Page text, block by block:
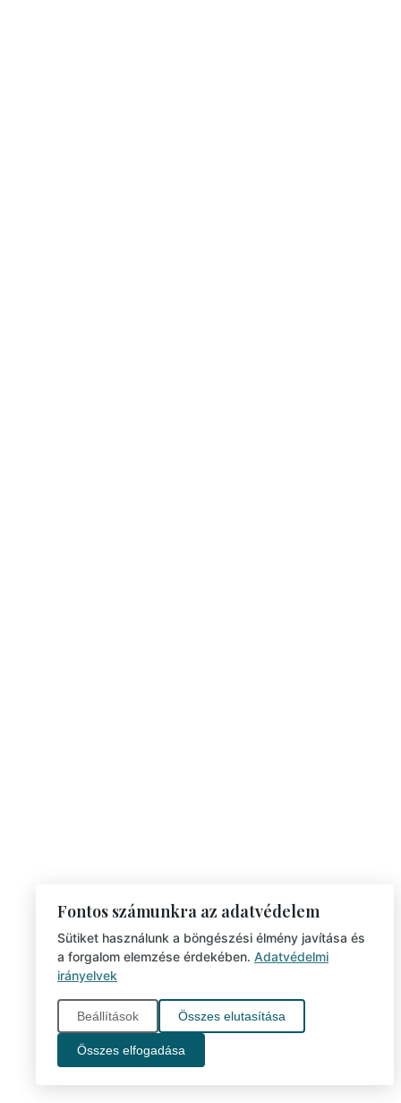
Fontos számunkra az adatvédelem
Sütiket használunk a böngészési élmény javítása és
a forgalom elemzése érdekében. Adatvédelmi
irányelvek
Beállítások Összes elutasítása
Összes elfogadása